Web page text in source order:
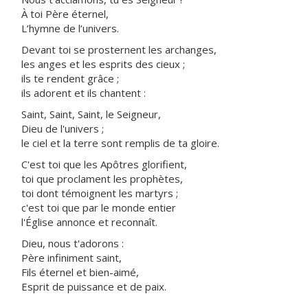
À toi Père éternel,
L’hymne de l’univers.
Devant toi se prosternent les archanges,
les anges et les esprits des cieux ;
ils te rendent grâce ;
ils adorent et ils chantent :
Saint, Saint, Saint, le Seigneur,
Dieu de l'univers ;
le ciel et la terre sont remplis de ta gloire.
C'est toi que les Apôtres glorifient,
toi que proclament les prophètes,
toi dont témoignent les martyrs ;
c'est toi que par le monde entier
l'Église annonce et reconnaît.
Dieu, nous t'adorons :
Père infiniment saint,
Fils éternel et bien-aimé,
Esprit de puissance et de paix.